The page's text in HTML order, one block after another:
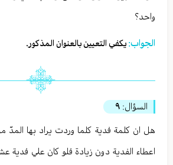
واحد؟
الجواب: يكفي التعيين بالعنوان المذكور.
السؤال: ٩
هل ان كلمة فدية كلما وردت يراد بها
اعطاء الفدية دون زيادة فلو كان علي فدية